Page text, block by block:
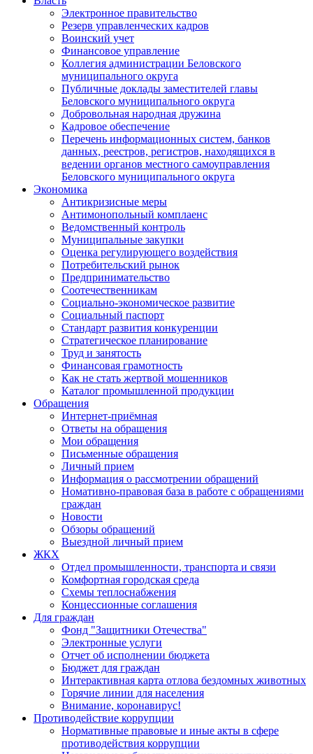
Электронное правительство
Резерв управленческих кадров
Воинский учет
Финансовое управление
Коллегия администрации Беловского
муниципального округа
Публичные доклады заместителей главы
Беловского муниципального округа
Добровольная народная дружина
Кадровое обеспечение
Перечень информационных систем, банков
данных, реестров, регистров, находящихся в
ведении органов местного самоуправления
Беловского муниципального округа
Экономика
Антикризисные меры
Антимонопольный комплаенс
Ведомственный контроль
Муниципальные закупки
Оценка регулирующего воздействия
Потребительский рынок
Предпринимательство
Соотечественникам
Социально-экономическое развитие
Социальный паспорт
Стандарт развития конкуренции
Стратегическое планирование
Труд и занятость
Финансовая грамотность
Как не стать жертвой мошенников
Каталог промышленной продукции
Обращения
Интернет-приёмная
Ответы на обращения
Мои обращения
Письменные обращения
Личный прием
Информация о рассмотрении обращений
Номативно-правовая база в работе с обращениями
граждан
Новости
Обзоры обращений
Выездной личный прием
ЖКХ
Отдел промышленности, транспорта и связи
Комфортная городская среда
Схемы теплоснабжения
Концессионные соглашения
Для граждан
Фонд "Защитники Отечества"
Электронные услуги
Отчет об исполнении бюджета
Бюджет для граждан
Интерактивная карта отлова бездомных животных
Горячие линии для населения
Внимание, коронавирус!
Противодействие коррупции
Нормативные правовые и иные акты в сфере
противодействия коррупции